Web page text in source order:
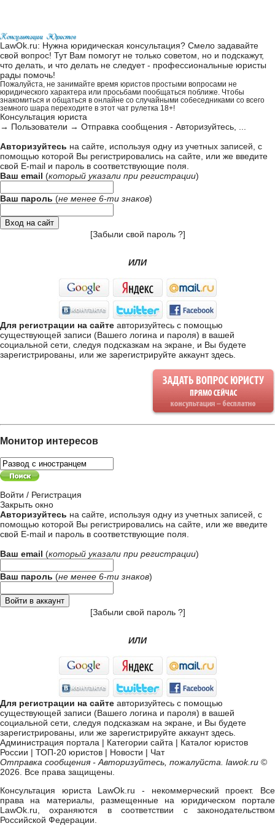
LawOk.ru: Нужна юридическая консультация? Смело задавайте
свой вопрос! Тут Вам помогут не только советом, но и подскажут,
что делать, и что делать не следует - профессиональные юристы
рады помочь!
Пожалуйста, не занимайте время юристов простыми вопросами не
юридического характера или просьбами пообщаться поближе. Чтобы
знакомиться и общаться в онлайне со случайными собеседниками со всего
земного шара переходите в этот чат рулетка 18+!
Консультация юриста
→ Пользователи → Отправка сообщения - Авторизуйтесь, ...
Авторизуйтесь на сайте, используя одну из учетных записей, с
помощью которой Вы регистрировались на сайте, или же введите
свой E-mail и пароль в соответствующие поля
Ваш email (который указали при регистрации)
Ваш пароль (не менее 6-ти знаков)
[Забыли свой пароль ?]
ИЛИ
Для регистрации на сайте авторизуйтесь с помощью
существующей записи (Вашего логина и пароля) в вашей
социальной сети, следуя подсказкам на экране, и Вы будете
зарегистрированы, или же зарегистрируйте аккаунт здесь
Монитор интересов
Войти / Регистрация
Закрыть окно
Авторизуйтесь на сайте, используя одну из учетных записей, с
помощью которой Вы регистрировались на сайте, или же введите
свой E-mail и пароль в соответствующие поля
Ваш email (который указали при регистрации)
Ваш пароль (не менее 6-ти знаков)
[Забыли свой пароль ?]
ИЛИ
Для регистрации на сайте авторизуйтесь с помощью
существующей записи (Вашего логина и пароля) в вашей
социальной сети, следуя подсказкам на экране, и Вы будете
зарегистрированы, или же зарегистрируйте аккаунт здесь
Администрация портала | Категории сайта | Каталог юристов
России | ТОП-20 юристов | Новости | Чат
Отправка сообщения - Авторизуйтесь, пожалуйста. lawok.ru ©
2026. Все права защищены.
Консультация юриста LawOk.ru - некоммерческий проект. Все
права на материалы, размещенные на юридическом портале
LawOk.ru, охраняются в соответствии с законодательством
Российской Федерации.